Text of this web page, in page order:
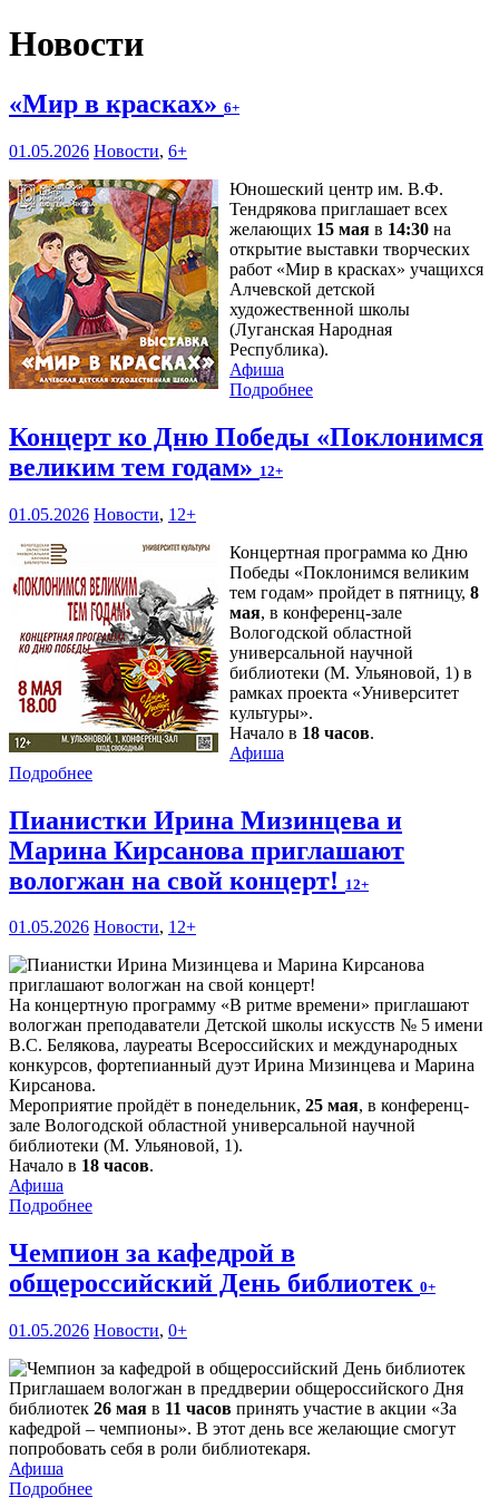
Новости
«Мир в красках» 6+
01.05.2026 Новости, 6+
Юношеский центр им. В.Ф.
Тендрякова приглашает всех
желающих 15 мая в 14:30 на
открытие выставки творческих
работ «Мир в красках» учащихся
Алчевской детской
художественной школы
(Луганская Народная
Республика).
Афиша
Подробнее
Концерт ко Дню Победы «Поклонимся
великим тем годам» 12+
01.05.2026 Новости, 12+
Концертная программа ко Дню
Победы «Поклонимся великим
тем годам» пройдет в пятницу, 8
мая, в конференц-зале
Вологодской областной
универсальной научной
библиотеки (М. Ульяновой, 1) в
рамках проекта «Университет
культуры».
Начало в 18 часов.
Афиша
Подробнее
Пианистки Ирина Мизинцева и
Марина Кирсанова приглашают
вологжан на свой концерт! 12+
01.05.2026 Новости, 12+
На концертную программу «В ритме времени» приглашают
вологжан преподаватели Детской школы искусств № 5 имени
В.С. Белякова, лауреаты Всероссийских и международных
конкурсов, фортепианный дуэт Ирина Мизинцева и Марина
Кирсанова.
Мероприятие пройдёт в понедельник, 25 мая, в конференц-
зале Вологодской областной универсальной научной
библиотеки (М. Ульяновой, 1).
Начало в 18 часов.
Афиша
Подробнее
Чемпион за кафедрой в
общероссийский День библиотек 0+
01.05.2026 Новости, 0+
Приглашаем вологжан в преддверии общероссийского Дня
библиотек 26 мая в 11 часов принять участие в акции «За
кафедрой – чемпионы». В этот день все желающие смогут
попробовать себя в роли библиотекаря.
Афиша
Подробнее